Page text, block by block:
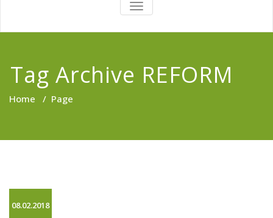
TOGGLE
NAVIGATION
Tag Archive REFORM
Home / Page
08.02.2018